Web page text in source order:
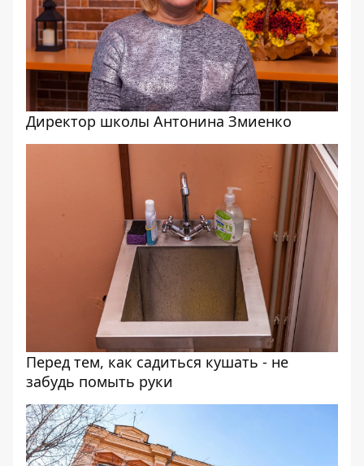
Директор школы Антонина Змиенко
Перед тем, как садиться кушать - не
забудь помыть руки